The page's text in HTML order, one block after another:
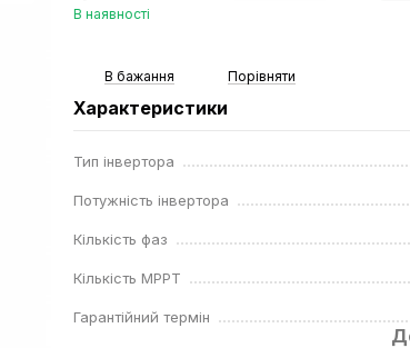
В наявності
В бажання Порівняти
Характеристики
Тип інвертора
Потужність інвертора
Кількість фаз
Кількість МРРТ
Гарантійний термін